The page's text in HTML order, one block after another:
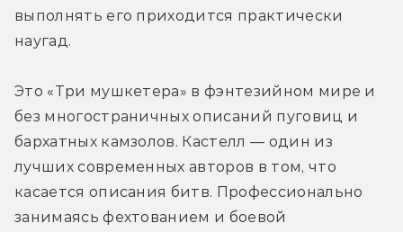
выполнять его приходится практически
наугад.
Это «Три мушкетера» в фэнтезийном мире и
без многостраничных описаний пуговиц и
бархатных камзолов. Кастелл — один из
лучших современных авторов в том, что
касается описания битв. Профессионально
занимаясь фехтованием и боевой